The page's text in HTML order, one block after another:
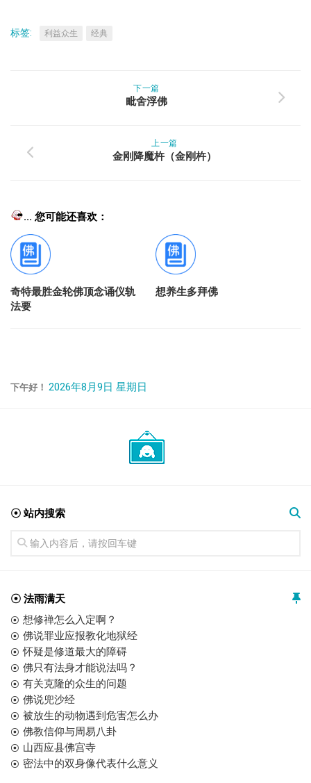
标签: 利益众生 经典
下一篇
毗舍浮佛
上一篇
金刚降魔杵（金刚杵）
... 您可能还喜欢：
奇特最胜金轮佛顶念诵仪轨
法要
想养生多拜佛
下午好！ 2026年8月9日 星期日
☉ 站内搜索
☉ 法雨满天
想修禅怎么入定啊？
佛说罪业应报教化地狱经
怀疑是修道最大的障碍
佛只有法身才能说法吗？
有关克隆的众生的问题
佛说兜沙经
被放生的动物遇到危害怎么办
佛教信仰与周易八卦
山西应县佛宫寺
密法中的双身像代表什么意义